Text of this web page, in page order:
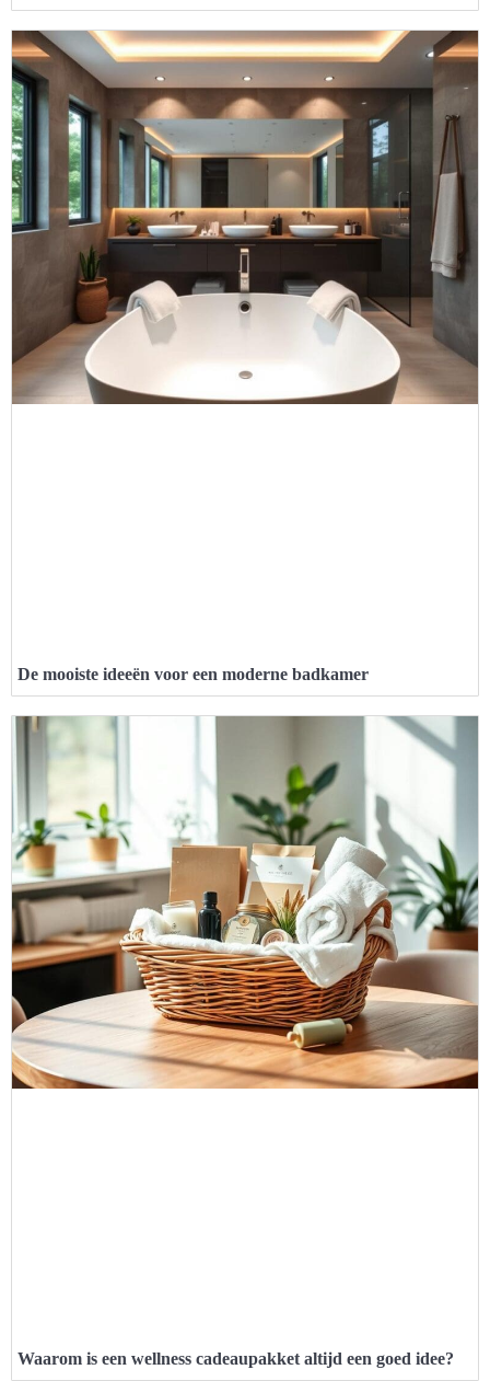
De mooiste ideeën voor een moderne badkamer
Waarom is een wellness cadeaupakket altijd een goed idee?